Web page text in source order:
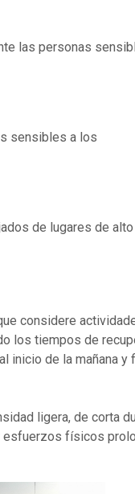
las personas
sensibles a los
de lugares de
considere
los tiempos de
inicio de la mañana y
ligera, de corta
esfuerzos físicos